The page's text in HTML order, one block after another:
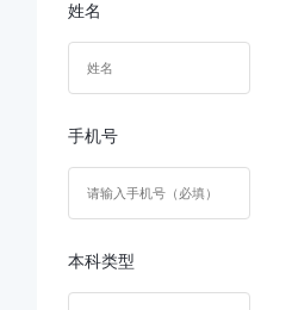
姓名
手机号
本科类型